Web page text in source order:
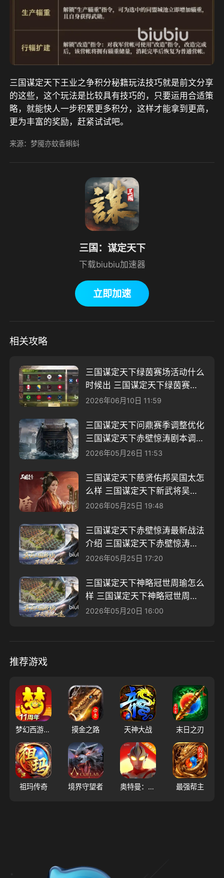
三国谋定天下王业之争积分秘籍玩法技巧就是前文分享
的这些，这个玩法是比较具有技巧的，只要运用合适策
略，就能快人一步积累更多积分，这样才能拿到更高，
更为丰富的奖励，赶紧试试吧。
来源：梦魇亦蚊香蝌蚪
三国：谋定天下
下载biubiu加速器
立即加速
相关攻略
三国谋定天下绿茵赛场活动什么
时候出 三国谋定天下绿茵赛场
活动介绍
2026年06月10日 11:59
三国谋定天下问鼎赛季调整优化
三国谋定天下赤壁惊涛剧本调整
内容
2026年05月26日 11:53
三国谋定天下慈贤佑邦吴国太怎
么样 三国谋定天下新武将吴国
太战法解析
2026年05月25日 19:48
三国谋定天下赤壁惊涛最新战法
介绍 三国谋定天下赤壁惊涛最
新战法有那些
2026年05月25日 17:20
三国谋定天下神略冠世周瑜怎么
样 三国谋定天下神略冠世周瑜
强度分析
2026年05月20日 16:00
推荐游戏
梦幻西游（大陆服） 摸金之路 天神大战 末日之刃
祖玛传奇 境界守望者 奥特曼：超时空英雄 最强帮主